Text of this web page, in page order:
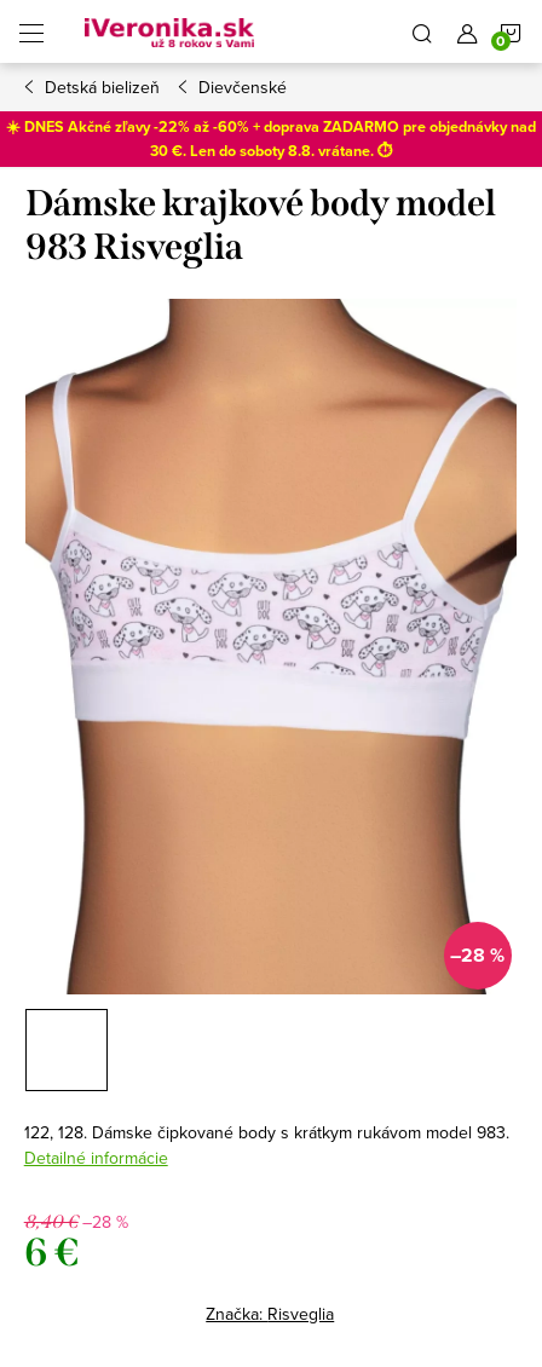
obsah
Detská bielizeň Dievčenské
☀️ DNES Akčné zľavy -22% až -60% + doprava ZADARMO pre objednávky nad
30 €. Len dosoboty 8.8. vrátane. ⏱️
Dámske krajkové body model
983 Risveglia
–28 %
122, 128. Dámske čipkované body s krátkym rukávom model 983.
Detailné informácie
8,40 €–28 %
6 €
Značka: Risveglia